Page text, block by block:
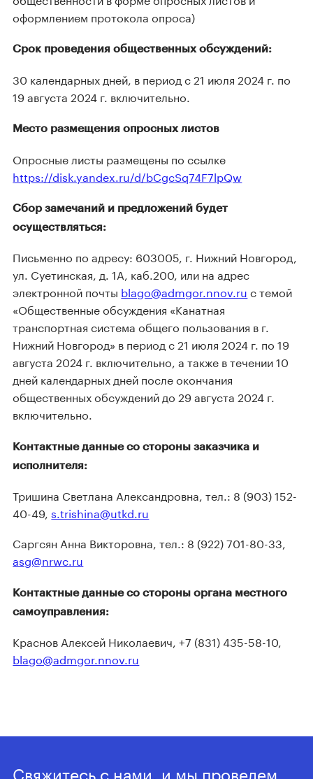
оформлением протокола опроса)
Срок проведения общественных обсуждений:
30 календарных дней, в период с 21 июля 2024 г. по
19 августа 2024 г. включительно.
Место размещения опросных листов
Опросные листы размещены по ссылке
https://disk.yandex.ru/d/bCgcSq74F7lpQw
Сбор замечаний и предложений будет
осуществляться:
Письменно по адресу: 603005, г. Нижний Новгород,
ул. Суетинская, д. 1А, каб.200, или на адрес
электронной почты blago@admgor.nnov.ru с темой
«Общественные обсуждения «Канатная
транспортная система общего пользования в г.
Нижний Новгород» в период с 21 июля 2024 г. по 19
августа 2024 г. включительно, а также в течении 10
дней календарных дней после окончания
общественных обсуждений до 29 августа 2024 г.
включительно.
Контактные данные со стороны заказчика и
исполнителя:
Тришина Светлана Александровна, тел.: 8 (903) 152-
40-49,s.trishina@utkd.ru
Саргсян Анна Викторовна, тел.: 8 (922) 701-80-33,
asg@nrwc.ru
Контактные данные со стороны органа местного
самоуправления:
Краснов Алексей Николаевич, +7 (831) 435-58-10,
blago@admgor.nnov.ru
Свяжитесь с нами, и мы проведем